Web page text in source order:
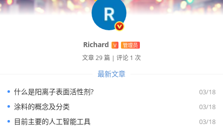
Richard V 管理员
文章 29 篇 | 评论 1 次
最新文章
03/18
什么是阳离子表面活性剂?
03/18
涂料的概念及分类
03/18
目前主要的人工智能工具